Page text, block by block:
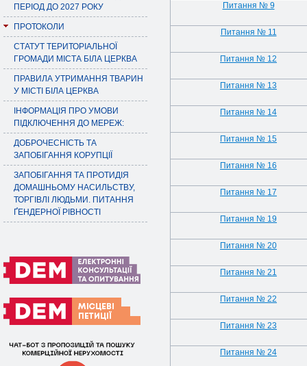
ПЕРІОД ДО 2027 РОКУ
ПРОТОКОЛИ
СТАТУТ ТЕРИТОРІАЛЬНОЇ
ГРОМАДИ МІСТА БІЛА ЦЕРКВА
ПРАВИЛА УТРИМАННЯ ТВАРИН
У МІСТІ БІЛА ЦЕРКВА
ІНФОРМАЦІЯ ПРО УМОВИ
ПІДКЛЮЧЕННЯ ДО МЕРЕЖ:
ДОБРОЧЕСНІСТЬ ТА
ЗАПОБІГАННЯ КОРУПЦІЇ
ЗАПОБІГАННЯ ТА ПРОТИДІЯ
ДОМАШНЬОМУ НАСИЛЬСТВУ,
ТОРГІВЛІ ЛЮДЬМИ. ПИТАННЯ
ҐЕНДЕРНОЇ РІВНОСТІ
Питання № 9
Питання № 11
Питання № 12
Питання № 13
Питання № 14
Питання № 15
Питання № 16
Питання № 17
Питання № 19
Питання № 20
Питання № 21
Питання № 22
Питання № 23
Питання № 24